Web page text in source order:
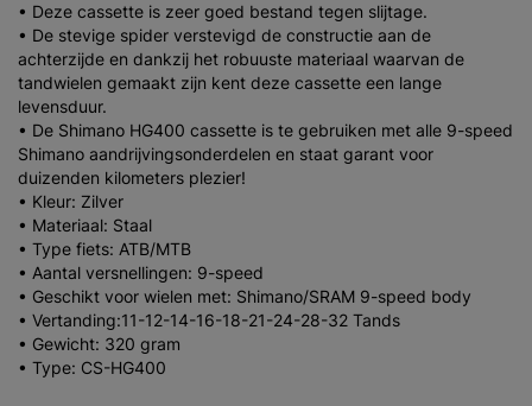
• Deze cassette is zeer goed bestand tegen slijtage.
• De stevige spider verstevigd de constructie aan de
achterzijde en dankzij het robuuste materiaal waarvan de
tandwielen gemaakt zijn kent deze cassette een lange
levensduur.
• De Shimano HG400 cassette is te gebruiken met alle 9-speed
Shimano aandrijvingsonderdelen en staat garant voor
duizenden kilometers plezier!
• Kleur: Zilver
• Materiaal: Staal
• Type fiets: ATB/MTB
• Aantal versnellingen: 9-speed
• Geschikt voor wielen met: Shimano/SRAM 9-speed body
• Vertanding:11-12-14-16-18-21-24-28-32 Tands
• Gewicht: 320 gram
• Type: CS-HG400